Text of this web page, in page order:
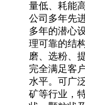
量低、耗能
公司多年先
多年的潜心
理可靠的结
磨、选粉、
完全满足客
水平。可广
矿等行业，